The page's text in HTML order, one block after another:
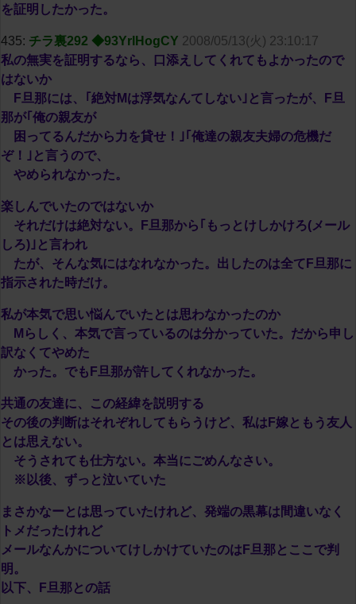
を証明したかった。
435: チラ裏292 ◆93YrIHogCY 2008/05/13(火) 23:10:17
私の無実を証明するなら、口添えしてくれてもよかったので
はないか
F旦那には、｢絶対Mは浮気なんてしない｣と言ったが、F旦
那が｢俺の親友が
困ってるんだから力を貸せ！｣｢俺達の親友夫婦の危機だ
ぞ！｣と言うので、
やめられなかった。
楽しんでいたのではないか
それだけは絶対ない。F旦那から｢もっとけしかけろ(メール
しろ)｣と言われ
たが、そんな気にはなれなかった。出したのは全てF旦那に
指示された時だけ。
私が本気で思い悩んでいたとは思わなかったのか
Mらしく、本気で言っているのは分かっていた。だから申し
訳なくてやめた
かった。でもF旦那が許してくれなかった。
共通の友達に、この経緯を説明する
その後の判断はそれぞれしてもらうけど、私はF嫁ともう友人
とは思えない。
そうされても仕方ない。本当にごめんなさい。
※以後、ずっと泣いていた
まさかなーとは思っていたけれど、発端の黒幕は間違いなく
トメだったけれど
メールなんかについてけしかけていたのはF旦那とここで判
明。
以下、F旦那との話